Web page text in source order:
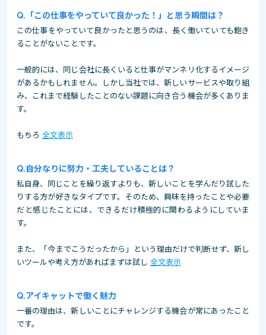
「この仕事をやっていて良かった！」と思う瞬間は？
この仕事をやっていて良かったと思うのは、長く働いていても飽き
ることがないことです。
一般的には、同じ会社に長くいると仕事がマンネリ化するイメージ
があるかもしれません。しかし当社では、新しいサービスや取り組
み、これまで経験したことのない課題に向き合う機会が多くありま
す。
もちろ 全文表示
自分なりに努力・工夫していることは？
私自身、同じことを繰り返すよりも、新しいことを学んだり試した
りする方が好きなタイプです。そのため、興味を持ったことや必要
だと感じたことには、できるだけ積極的に関わるようにしていま
す。
また、「今までこうだったから」という理由だけで判断せず、新し
いツールや考え方があればまずは試し 全文表示
アイキャットで働く魅力
一番の理由は、新しいことにチャレンジする機会が常にあったこと
です。